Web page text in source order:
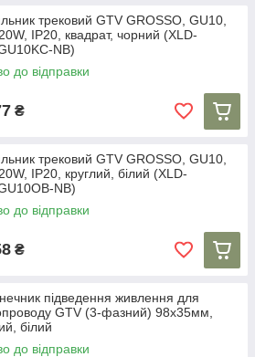
трековий GTV GROSSO, GU10,
IP20, квадрат, чорний (XLD-
NB)
до відправки
₴
трековий GTV GROSSO, GU10,
IP20, круглий, білий (XLD-
NB)
до відправки
₴
підведення живлення для
GTV (3-фазний) 98x35мм,
білий
до відправки